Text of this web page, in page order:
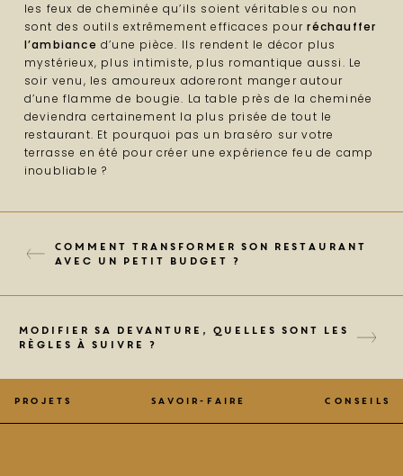
les feux de cheminée qu’ils soient véritables ou non
sont des outils extrêmement efficaces pour réchauffer
l’ambiance d’une pièce. Ils rendent le décor plus
mystérieux, plus intimiste, plus romantique aussi. Le
soir venu, les amoureux adoreront manger autour
d’une flamme de bougie. La table près de la cheminée
deviendra certainement la plus prisée de tout le
restaurant. Et pourquoi pas un braséro sur votre
terrasse en été pour créer une expérience feu de camp
inoubliable ?
Comment transformer son restaurant
avec un petit budget ?
Modifier sa devanture, quelles sont les
règles à suivre ?
Projets Savoir-faire Conseils